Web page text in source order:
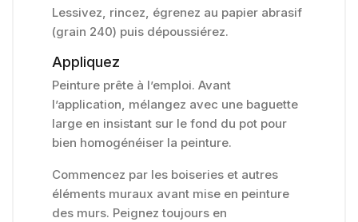
Lessivez, rincez, égrenez au papier abrasif
(grain 240) puis dépoussiérez.
Appliquez
Peinture prête à l’emploi. Avant
l’application, mélangez avec une baguette
large en insistant sur le fond du pot pour
bien homogénéiser la peinture.
Commencez par les boiseries et autres
éléments muraux avant mise en peinture
des murs. Peignez toujours en